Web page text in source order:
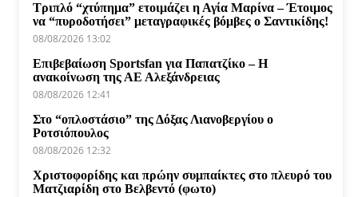
Τριπλό “χτύπημα” ετοιμάζει η Αγία Μαρίνα – Έτοιμος
να “πυροδοτήσει” μεταγραφικές βόμβες ο Σαντικίδης!
08/08/2026 13:02
Επιβεβαίωση Sportsfan για Παπατζίκο – Η
ανακοίνωση της ΑΕ Αλεξάνδρειας
08/08/2026 12:41
Στο “οπλοστάσιο” της Δόξας Λιανοβεργίου ο
Ροτσιόπουλος
08/08/2026 12:32
Χριστοφορίδης και πρώην συμπαίκτες στο πλευρό του
Ματζιαρίδη στο Βελβεντό (φωτο)